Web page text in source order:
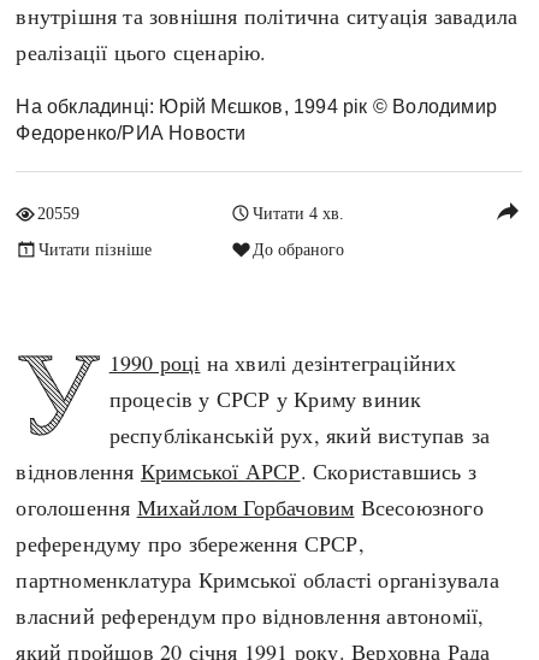
Авіація і космонавтика
Архітектура і будівництво
Битви і війни
Катастрофи
Кримінал
Культура і мистецтво
Людина і суспільство
Подорожі і відкриття
Політика
Релігія
Розваги і дозвілля
Спорт
Чудеса світу
Княжа доба
Українська революція
Україна незалежна
ЗНО
Регіони
Австралія
Пізнє Середньовіччя
Індекси
Нові статті
внутрішня та зовнішня політична ситуація завадила
реалізації цього сценарію.
На обкладинці: Юрій Мєшков, 1994 рік © Володимир
Федоренко/РИА Новости
20559
Читати 4 хв.
Читати пізніше
До обраного
reply
У 1990 році на хвилі дезінтеграційних
процесів у СРСР у Криму виник
республіканській рух, який виступав за
відновлення Кримської АРСР. Скориставшись з
оголошення Михайлом Горбачовим Всесоюзного
референдуму про збереження СРСР,
партноменклатура Кримської області організувала
власний референдум про відновлення автономії,
який пройшов20 січня 1991 року. Верховна Рада